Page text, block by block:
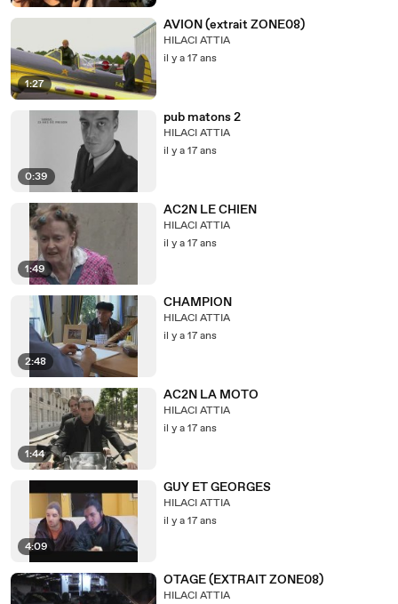
1:27
AVION (extrait ZONE08)
HILACI ATTIA
il y a 17 ans
0:39
pub matons 2
HILACI ATTIA
il y a 17 ans
1:49
AC2N LE CHIEN
HILACI ATTIA
il y a 17 ans
2:48
CHAMPION
HILACI ATTIA
il y a 17 ans
1:44
AC2N LA MOTO
HILACI ATTIA
il y a 17 ans
4:09
GUY ET GEORGES
HILACI ATTIA
il y a 17 ans
OTAGE (EXTRAIT ZONE08)
HILACI ATTIA